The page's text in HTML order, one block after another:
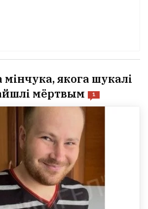
мінчука, якога шукалі
мёртвым
1